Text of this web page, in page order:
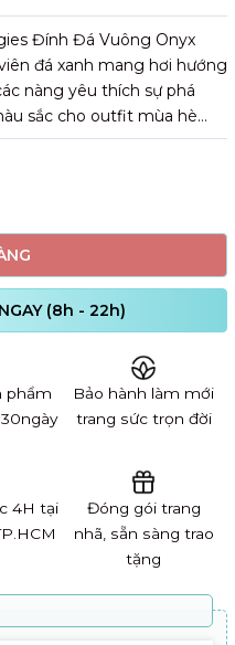
Đính Đá Vuông Onyx
đá xanh mang hơi hướng
nàng yêu thích sự phá
sắc cho outfit mùa hè
(8h - 22h)
phẩm
Bảo hành làm mới
trang sức trọn đời
4H tại
Đóng gói trang
nhã, sẵn sàng trao
tặng